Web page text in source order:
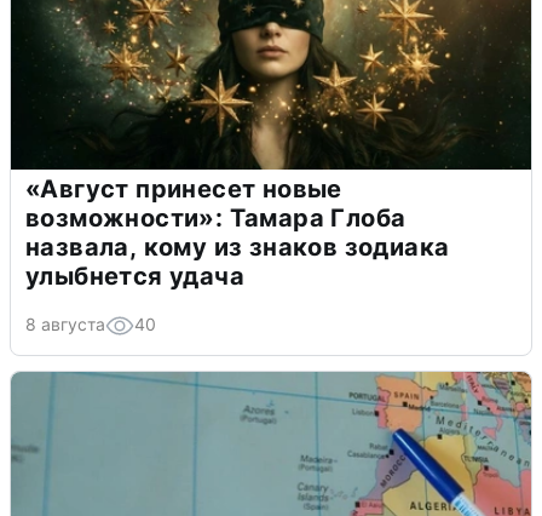
«Август принесет новые
возможности»: Тамара Глоба
назвала, кому из знаков зодиака
улыбнется удача
8 августа 40